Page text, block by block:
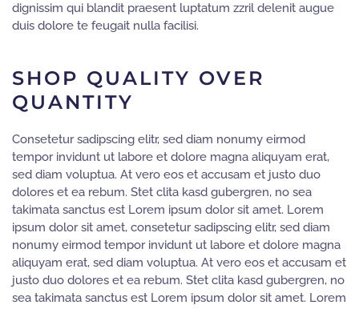
dignissim qui blandit praesent luptatum zzril delenit augue
duis dolore te feugait nulla facilisi.
SHOP QUALITY OVER
QUANTITY
Consetetur sadipscing elitr, sed diam nonumy eirmod
tempor invidunt ut labore et dolore magna aliquyam erat,
sed diam voluptua. At vero eos et accusam et justo duo
dolores et ea rebum. Stet clita kasd gubergren, no sea
takimata sanctus est Lorem ipsum dolor sit amet. Lorem
ipsum dolor sit amet, consetetur sadipscing elitr, sed diam
nonumy eirmod tempor invidunt ut labore et dolore magna
aliquyam erat, sed diam voluptua. At vero eos et accusam et
justo duo dolores et ea rebum. Stet clita kasd gubergren, no
sea takimata sanctus est Lorem ipsum dolor sit amet. Lorem